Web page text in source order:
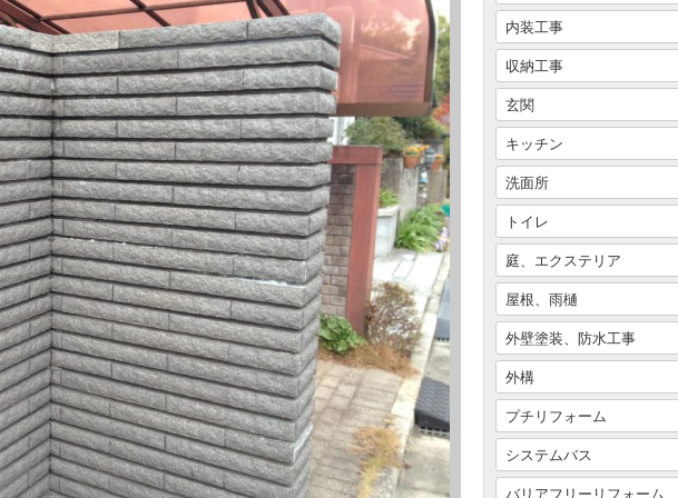
内装工事
収納工事
玄関
キッチン
洗面所
トイレ
庭、エクステリア
屋根、雨樋
外壁塗装、防水工事
外構
プチリフォーム
システムバス
バリアフリーリフォーム